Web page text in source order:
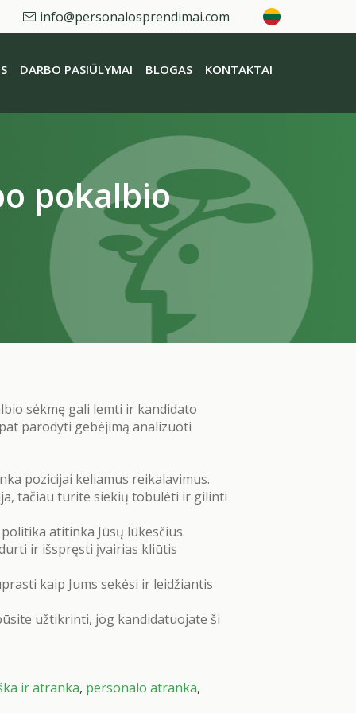
info@personalosprendimai.com
DARBO PASIŪLYMAI BLOGAS KONTAKTAI
pokalbio
sėkmę gali lemti ir kandidato
parodyti gebėjimą analizuoti
pozicijai keliamus reikalavimus.
tačiau turite siekių tobulėti ir gilinti
atitinka Jūsų lūkesčius.
ir išspręsti įvairias kliūtis
kaip Jums sekėsi ir leidžiantis
užtikrinti, jog kandidatuojate ši
ir atranka, personalo atranka,